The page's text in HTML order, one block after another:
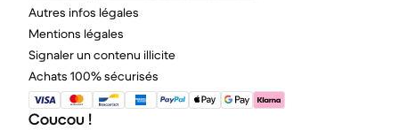
Autres infos légales
Mentions légales
Signaler un contenu illicite
Achats 100% sécurisés
Coucou !